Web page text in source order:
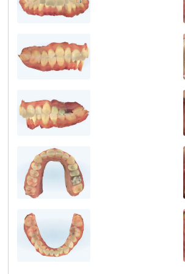
NATURALEE_さわだ
デンタルクリニック
TEL:0729998888
医療法人
NATURALEE_さわだ
デンタルクリニック
TEL:0729998888
医療法人
NATURALEE_さわだ
デンタルクリニック
TEL:0729998888
医療法人
NATURALEE_さわだ
デンタルクリニック
TEL:0729998888
医療法人
NATURALEE_さわだ
デンタルクリニック
TEL:0729998888